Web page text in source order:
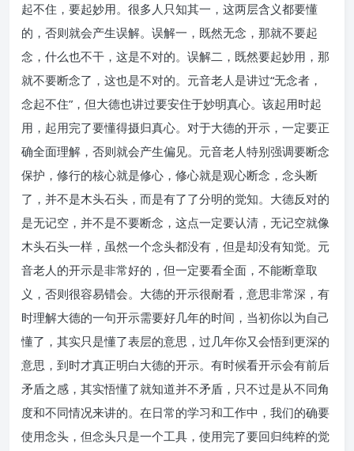
起不住，要起妙用。很多人只知其一，这两层含义都要懂
的，否则就会产生误解。误解一，既然无念，那就不要起
念，什么也不干，这是不对的。误解二，既然要起妙用，那
就不要断念了，这也是不对的。元音老人是讲过“无念者，
念起不住”，但大德也讲过要安住于妙明真心。该起用时起
用，起用完了要懂得摄归真心。对于大德的开示，一定要正
确全面理解，否则就会产生偏见。元音老人特别强调要断念
保护，修行的核心就是修心，修心就是观心断念，念头断
了，并不是木头石头，而是有了了分明的觉知。大德反对的
是无记空，并不是不要断念，这点一定要认清，无记空就像
木头石头一样，虽然一个念头都没有，但是却没有知觉。元
音老人的开示是非常好的，但一定要看全面，不能断章取
义，否则很容易错会。大德的开示很耐看，意思非常深，有
时理解大德的一句开示需要好几年的时间，当初你以为自己
懂了，其实只是懂了表层的意思，过几年你又会悟到更深的
意思，到时才真正明白大德的开示。有时候看开示会有前后
矛盾之感，其实悟懂了就知道并不矛盾，只不过是从不同角
度和不同情况来讲的。在日常的学习和工作中，我们的确要
使用念头，但念头只是一个工具，使用完了要回归纯粹的觉